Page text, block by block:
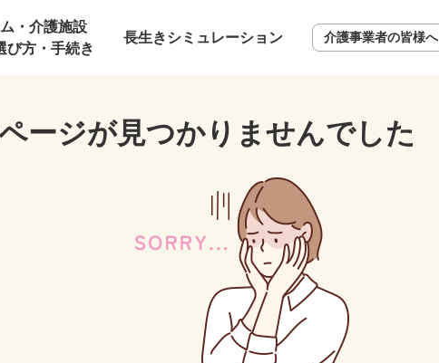
・介護施設
び方・手続き
長生きシミュレーション 介護事業者の皆様へ
ージが見つかりませんでした